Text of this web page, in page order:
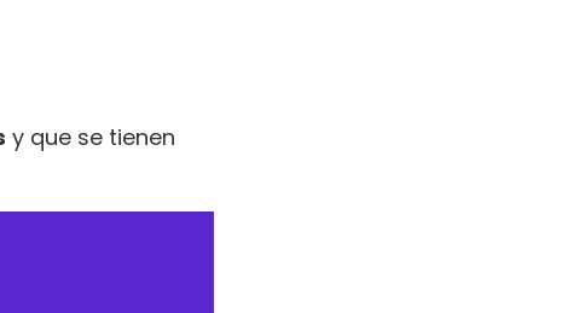
y que se tienen